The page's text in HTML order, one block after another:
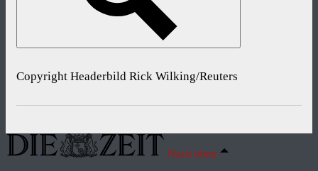
Copyright Headerbild Rick Wilking/Reuters
Nach oben